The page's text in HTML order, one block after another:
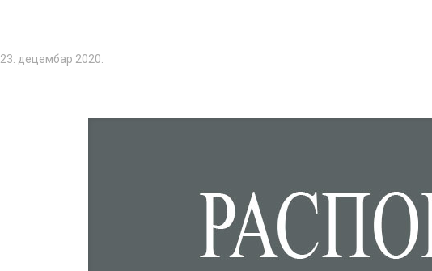
23. децембар 2020.